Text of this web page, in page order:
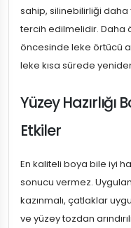
sahip, silinebilirliği
tercih edilmelidir. Daha
öncesinde leke örtücü
leke kısa sürede
Yüzey
Etkiler
En kaliteli boya bile iyi
sonucu vermez.
kazınmalı, çatlaklar
ve yüzey tozdan